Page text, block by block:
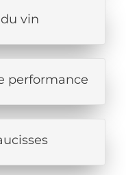
vin
performance